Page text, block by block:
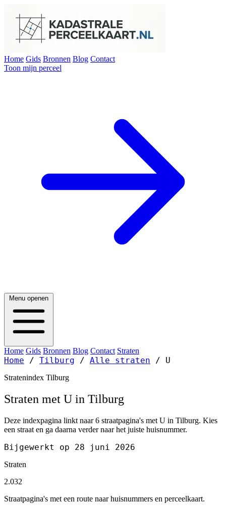
Home Gids Bronnen Blog Contact
Toon mijn perceel
Menu openen
Home Gids Bronnen Blog Contact Straten
Home / Tilburg / Alle straten / U
Stratenindex Tilburg
Straten met U in Tilburg
Deze indexpagina linkt naar 6 straatpagina's met U in Tilburg. Kies
een straat en ga daarna verder naar het juiste huisnummer.
Bijgewerkt op 28 juni 2026
Straten
2.032
Straatpagina's met een route naar huisnummers en perceelkaart.